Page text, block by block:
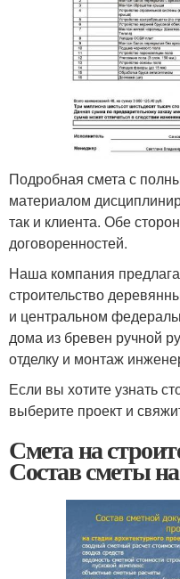
Подробная смета с
материалом
так и клиента. Обе
договоренностей.
Наша компания
строительство
и центральном
дома из бревен ручной
отделку и монтаж
Если вы хотите узнать
выберите проект и
Смета на
Состав сметы